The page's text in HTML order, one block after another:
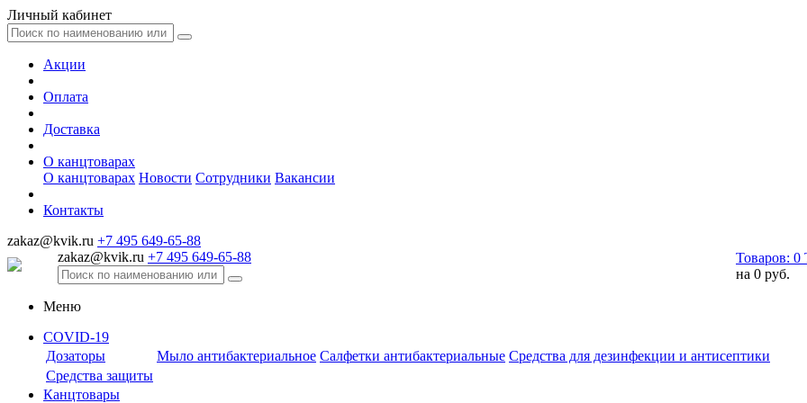
Личный кабинет
Акции
Оплата
Доставка
О канцтоварах
О канцтоварах Новости Сотрудники Вакансии
Контакты
zakaz@kvik.ru +7 495 649-65-88
zakaz@kvik.ru +7 495 649-65-88 Товаров: 0
на 0 руб.
Меню
COVID-19
Дозаторы
Мыло антибактериальное Салфетки антибактериальные Средства для дезинфекции и антисептики
Средства защиты
Канцтовары